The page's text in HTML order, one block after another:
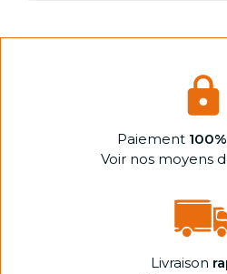
Paiement
Voir nos moyens
Livraison